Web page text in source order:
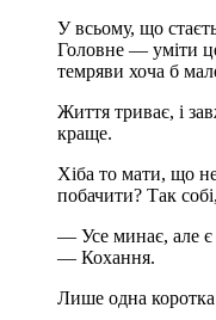
У всьому, що
Головне — уміти
темряви хоча б
Життя триває, і
краще.
Хіба то мати, що
побачити? Так
— Усе минає, але є
— Кохання.
Лише одна коротка